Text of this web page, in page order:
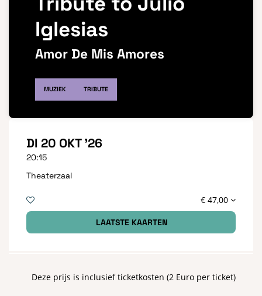
Iglesias
Amor De Mis Amores
MUZIEK TRIBUTE
DI 20 OKT '26
20:15
Theaterzaal
€ 47,00
LAATSTE KAARTEN
Deze prijs is inclusief ticketkosten (2 Euro per ticket)